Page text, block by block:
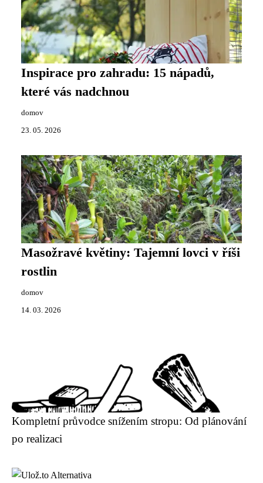
Inspirace pro zahradu: 15 nápadů,
které vás nadchnou
domov
23. 05. 2026
Masožravé květiny: Tajemní lovci v říši
rostlin
domov
14. 03. 2026
Kompletní průvodce snížením stropu: Od plánování
po realizaci